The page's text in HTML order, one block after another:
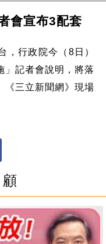
會宣布3配套
，行政院今（8日）
」記者會說明，將落
《三立新聞網》現場